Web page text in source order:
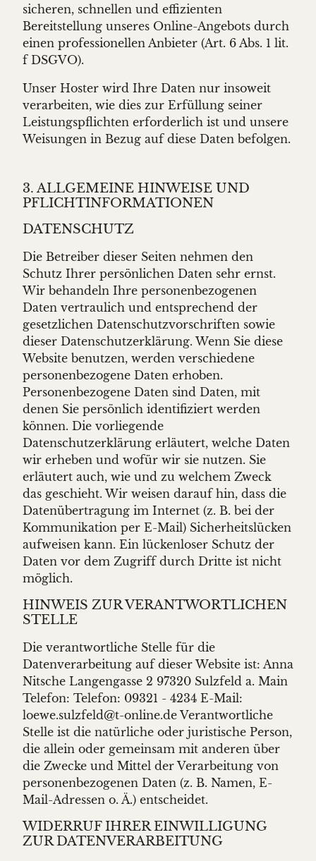
sicheren, schnellen und effizienten
Bereitstellung unseres Online-Angebots durch
einen professionellen Anbieter (Art. 6 Abs. 1 lit.
f DSGVO).
Unser Hoster wird Ihre Daten nur insoweit
verarbeiten, wie dies zur Erfüllung seiner
Leistungspflichten erforderlich ist und unsere
Weisungen in Bezug auf diese Daten befolgen.
3. ALLGEMEINE HINWEISE UND
PFLICHT­INFORMATIONEN
DATENSCHUTZ
Die Betreiber dieser Seiten nehmen den
Schutz Ihrer persönlichen Daten sehr ernst.
Wir behandeln Ihre personenbezogenen
Daten vertraulich und entsprechend der
gesetzlichen Datenschutzvorschriften sowie
dieser Datenschutzerklärung. Wenn Sie diese
Website benutzen, werden verschiedene
personenbezogene Daten erhoben.
Personenbezogene Daten sind Daten, mit
denen Sie persönlich identifiziert werden
können. Die vorliegende
Datenschutzerklärung erläutert, welche Daten
wir erheben und wofür wir sie nutzen. Sie
erläutert auch, wie und zu welchem Zweck
das geschieht. Wir weisen darauf hin, dass die
Datenübertragung im Internet (z. B. bei der
Kommunikation per E-Mail) Sicherheitslücken
aufweisen kann. Ein lückenloser Schutz der
Daten vor dem Zugriff durch Dritte ist nicht
möglich.
HINWEIS ZUR VERANTWORTLICHEN
STELLE
Die verantwortliche Stelle für die
Datenverarbeitung auf dieser Website ist: Anna
Nitsche Langengasse 2 97320 Sulzfeld a. Main
Telefon: Telefon: 09321 - 4234 E-Mail:
loewe.sulzfeld@t-online.de Verantwortliche
Stelle ist die natürliche oder juristische Person,
die allein oder gemeinsam mit anderen über
die Zwecke und Mittel der Verarbeitung von
personenbezogenen Daten (z. B. Namen, E-
Mail-Adressen o. Ä.) entscheidet.
WIDERRUF IHRER EINWILLIGUNG
ZUR DATENVERARBEITUNG